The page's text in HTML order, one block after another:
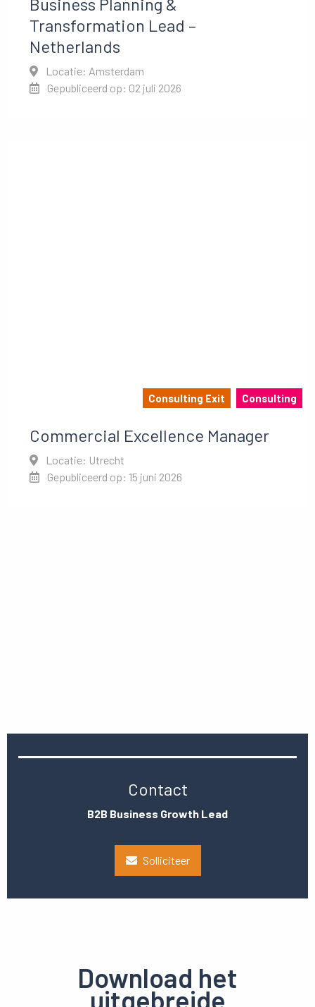
Transformation Lead –
Netherlands
Locatie: Amsterdam
Gepubliceerd op: 02 juli 2026
Consulting Exit Consulting
Commercial Excellence Manager
Locatie: Utrecht
Gepubliceerd op: 15 juni 2026
Contact
B2B Business Growth Lead
Solliciteer
Download het
uitgebreide